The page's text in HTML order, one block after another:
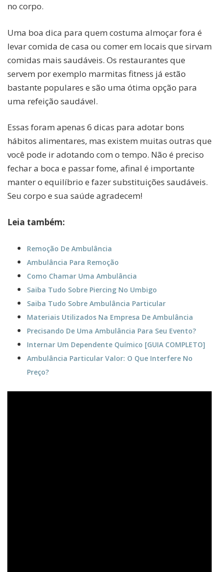
no corpo.
Uma boa dica para quem costuma almoçar fora é
levar comida de casa ou comer em locais que sirvam
comidas mais saudáveis. Os restaurantes que
servem por exemplo marmitas fitness já estão
bastante populares e são uma ótima opção para
uma refeição saudável.
Essas foram apenas 6 dicas para adotar bons
hábitos alimentares, mas existem muitas outras que
você pode ir adotando com o tempo. Não é preciso
fechar a boca e passar fome, afinal é importante
manter o equilíbrio e fazer substituições saudáveis.
Seu corpo e sua saúde agradecem!
Leia também:
Remoção De Ambulância
Ambulância Para Remoção
Como Chamar Uma Ambulância
Saiba Tudo Sobre Piercing No Umbigo
Saiba Tudo Sobre Ambulância Particular
Materiais Utilizados Na Empresa De Ambulância
Precisando De Uma Ambulância Para Seu Evento?
Internar Um Dependente Químico [GUIA COMPLETO]
Ambulância Particular Valor: O Que Interfere No
Preço?